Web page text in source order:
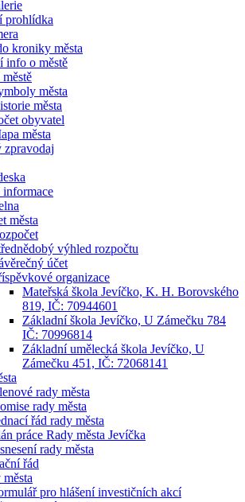
prohlídka
kroniky města
info o městě
města
města
obyvatel
města
zpravodaj
informace
města
výhled rozpočtu
účet
organizace
Mateřská škola Jevíčko, K. H. Borovského
819, IČ: 70944601
Základní škola Jevíčko, U Zámečku 784
IČ: 70996814
Základní umělecká škola Jevíčko, U
Zámečku 451, IČ: 72068141
rady města
rady města
řád rady města
práce Rady města Jevíčka
rady města
řád
pro hlášení investičních akcí